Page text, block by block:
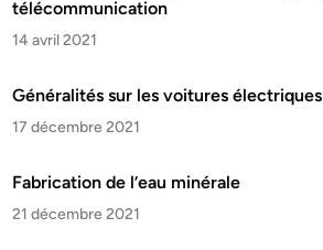
télécommunication
14 avril 2021
Généralités sur les voitures électriques
17 décembre 2021
Fabrication de l’eau minérale
21 décembre 2021